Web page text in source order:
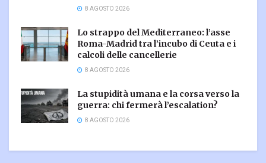
8 AGOSTO 2026
Lo strappo del Mediterraneo: l’asse
Roma-Madrid tra l’incubo di Ceuta e i
calcoli delle cancellerie
8 AGOSTO 2026
La stupidità umana e la corsa verso la
guerra: chi fermerà l’escalation?
8 AGOSTO 2026